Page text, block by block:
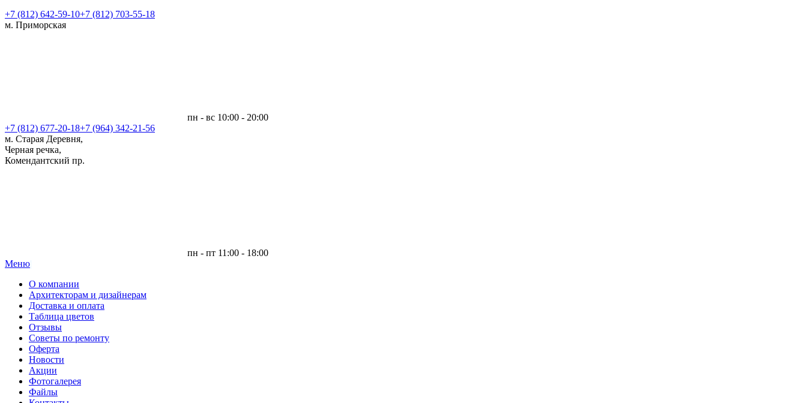
+7 (812) 642-59-10+7 (812) 703-55-18
м. Приморская
пн - вс 10:00 - 20:00
+7 (812) 677-20-18+7 (964) 342-21-56
м. Старая Деревня,
Черная речка,
Комендантский пр.
пн - пт 11:00 - 18:00
Меню|
О компании
Архитекторам и дизайнерам
Доставка и оплата
Таблица цветов
Отзывы
Советы по ремонту
Оферта
Новости
Акции
Фотогалерея
Файлы